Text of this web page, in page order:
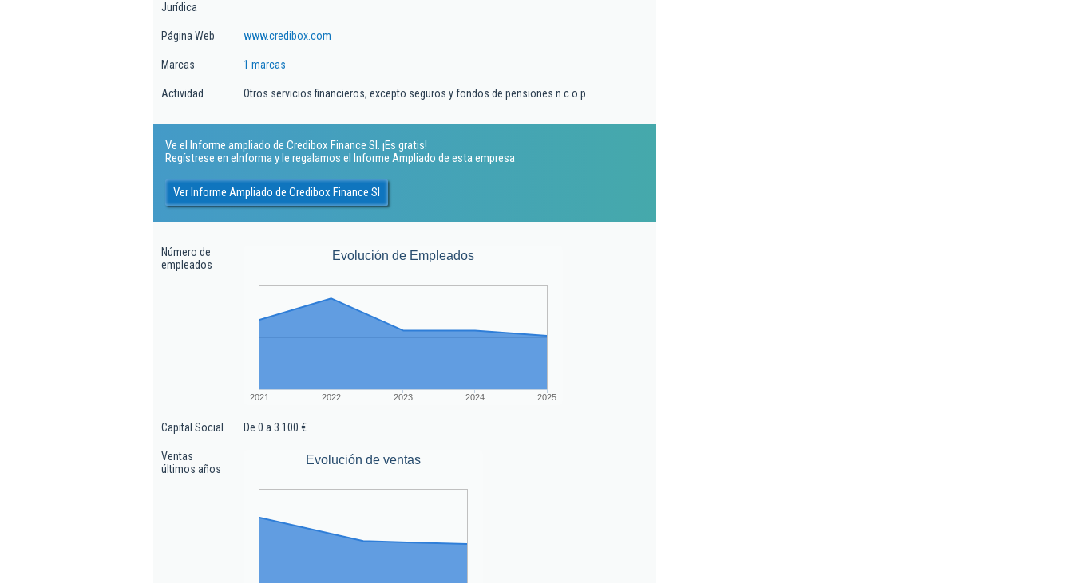
Jurídica
Página Web www.credibox.com
Marcas 1 marcas
Actividad Otros servicios financieros, excepto seguros y fondos de pensiones n.c.o.p.
Ve el Informe ampliado de Credibox Finance Sl. ¡Es gratis!
Regístrese en eInforma y le regalamos el Informe Ampliado de esta empresa
Ver Informe Ampliado de Credibox Finance Sl
Número de
empleados
Evolución de Empleados
2021 2022 2023 2024 2025
Capital Social De 0 a 3.100 €
Ventas
últimos años
Evolución de ventas